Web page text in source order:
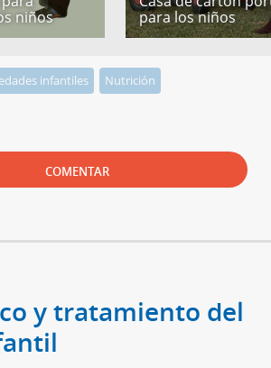
niños
para los niños
infantiles
Nutrición
COMENTAR
y tratamiento del